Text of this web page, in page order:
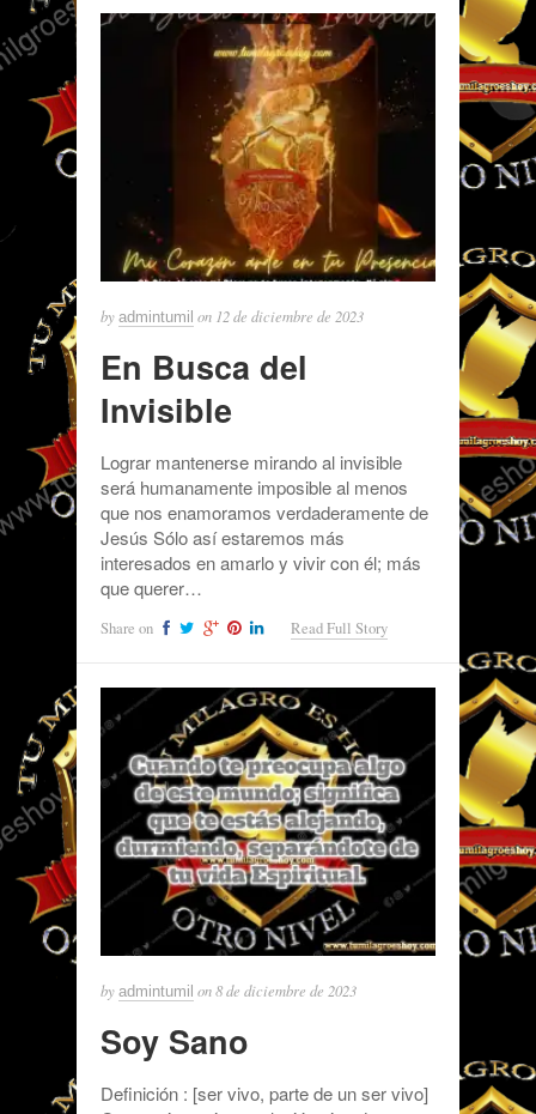
by admintumil on 12 de diciembre de 2023
En Busca del
Invisible
Lograr mantenerse mirando al invisible
será humanamente imposible al menos
que nos enamoramos verdaderamente de
Jesús Sólo así estaremos más
interesados en amarlo y vivir con él; más
que querer…
Share on Read Full Story
by admintumil on8 de diciembre de 2023
Soy Sano
Definición : [ser vivo, parte de un ser vivo]